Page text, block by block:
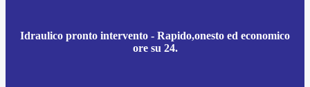
Idraulico pronto intervento - Rapido,onesto ed economico
ore su 24.